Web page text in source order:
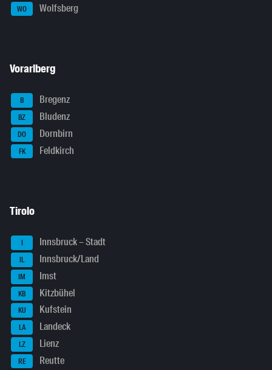
WO Wolfsberg
Vorarlberg
B Bregenz
BZ Bludenz
DO Dornbirn
FK Feldkirch
Tirolo
I Innsbruck – Stadt
IL Innsbruck/Land
IM Imst
KB Kitzbühel
KU Kufstein
LA Landeck
LZ Lienz
RE Reutte